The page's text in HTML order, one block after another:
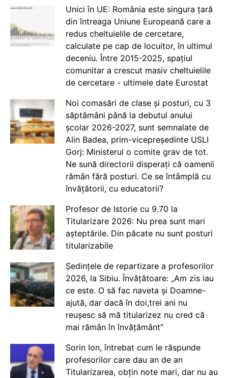
Unici în UE: România este singura țară
din întreaga Uniune Europeană care a
redus cheltuielile de cercetare,
calculate pe cap de locuitor, în ultimul
deceniu. Între 2015-2025, spațiul
comunitar a crescut masiv cheltuielile
de cercetare - ultimele date Eurostat
Noi comasări de clase și posturi, cu 3
săptămâni până la debutul anului
școlar 2026-2027, sunt semnalate de
Alin Badea, prim-vicepreședinte USLI
Gorj: Ministerul o comite grav de tot.
Ne sună directorii disperați că oamenii
rămân fără posturi. Ce se întâmplă cu
învățătorii, cu educatorii?
Profesor de Istorie cu 9.70 la
Titularizare 2026: Nu prea sunt mari
așteptările. Din păcate nu sunt posturi
titularizabile
Ședințele de repartizare a profesorilor
2026, la Sibiu. Învățătoare: „Am zis iau
ce este. O să fac naveta și Doamne-
ajută, dar dacă în doi,trei ani nu
reușesc să mă titularizez nu cred că
mai rămân în învățământ”
Sorin Ion, întrebat cum le răspunde
profesorilor care dau an de an
Titularizarea, obțin note mari, dar nu au